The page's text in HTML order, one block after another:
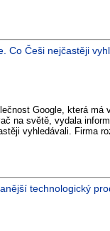
Co Češi nejčastěji
Google, která má
na světě, vydala
vyhledávali. Firma
technologický